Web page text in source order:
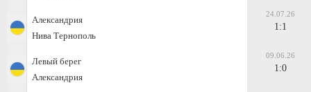
Александрия
Нива Тернополь
24.07.26
1:1
Левый берег
Александрия
09.06.26
1:0